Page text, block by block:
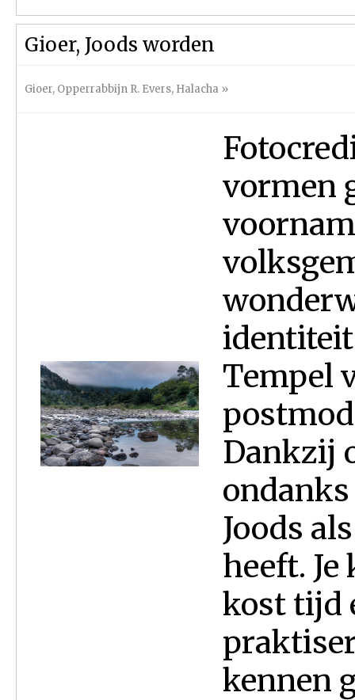
Gioer, Joods worden
Gioer, Opperrabbijn R. Evers, Halacha »
vormen
identiteit
Tempel
Dankzij
Joods
heeft. Je
kost tijd
kennen